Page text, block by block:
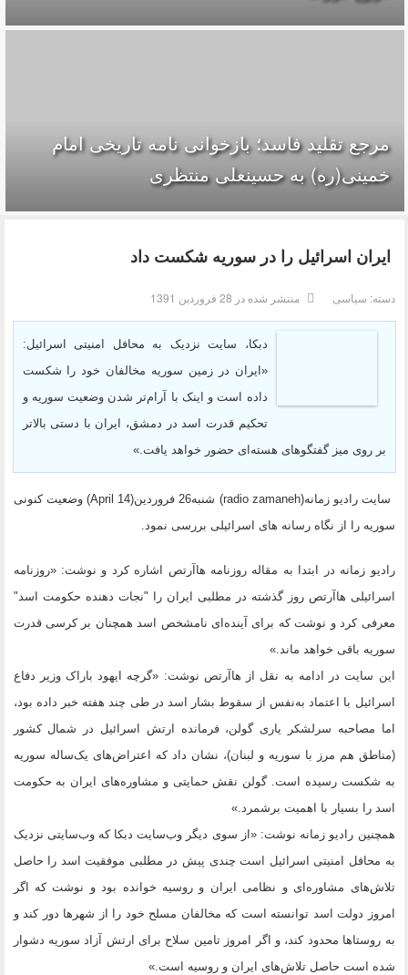
مرجع تقلید فاسد؛ بازخوانی نامه تاریخی امام
خمینی(ره) به حسینعلی منتظری
ایران اسرائیل را در سوریه شکست داد
دسته: سیاسی منتشر شده در 28 فروردين 1391
دبکا، سایت نزدیک به محافل امنیتی اسرائیل:
«ایران در زمین سوریه مخالفان خود را شکست
داده است و اینک با آرام‌تر شدن وضعیت سوریه و
تحکیم قدرت اسد در دمشق، ایران با دستی بالا‌تر
بر روی میز گفتگوهای هسته‌ای حضور خواهد یافت.»
سایت رادیو زمانه(radio zamaneh) شنبه26 فروردین(April 14) وضعیت کنونی
سوریه را از نگاه رسانه های اسرائیلی بررسی نمود.
رادیو زمانه در ابتدا به مقاله روزنامه هاآرتص اشاره کرد و نوشت: «روزنامه
اسرائیلی هاآرتص روز گذشته در مطلبی ایران را "نجات دهنده حکومت اسد"
معرفی کرد و نوشت که برای آینده‌ای نامشخص اسد همچنان بر کرسی قدرت
سوریه باقی خواهد ماند.»
این سایت در ادامه به نقل از هاآرتص نوشت: «گرچه ایهود باراک وزیر دفاع
اسرائیل با اعتماد به‌نفس از سقوط بشار اسد در طی چند هفته خبر داده بود،
اما مصاحبه سرلشکر یاری گولن، فرمانده ارتش اسرائیل در شمال کشور
(مناطق هم مرز با سوریه و لبنان)، نشان داد که اعتراض‌های یک‌ساله سوریه
به شکست رسیده است. گولن نقش حمایتی و مشاوره‌های ایران به حکومت
اسد را بسیار با اهمیت برشمرد.»
همچنین رادیو زمانه نوشت: «از سوی دیگر وب‌سایت دبکا که وب‌سایتی نزدیک
به محافل امنیتی اسرائیل است چندی پیش در مطلبی موفقیت اسد را حاصل
تلاش‌های مشاوره‌ای و نظامی ایران و روسیه خوانده بود و نوشت که اگر
امروز دولت اسد توانسته است که مخالفان مسلح خود را از شهر‌ها دور کند و
به روستا‌ها محدود کند، و اگر امروز تامین سلاح برای ارتش آزاد سوریه دشوار
شده است حاصل تلاش‌های ایران و روسیه است.»